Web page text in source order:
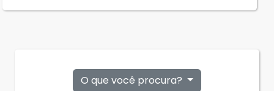
O que você procura?